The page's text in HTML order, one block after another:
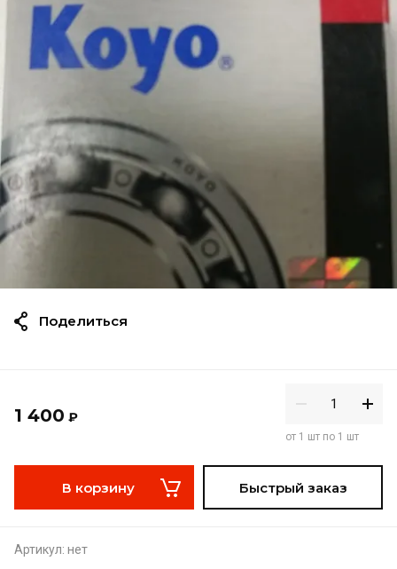
1 400 ₽
от 1 шт по 1 шт
В корзину Быстрый заказ
Артикул: нет
Поделиться